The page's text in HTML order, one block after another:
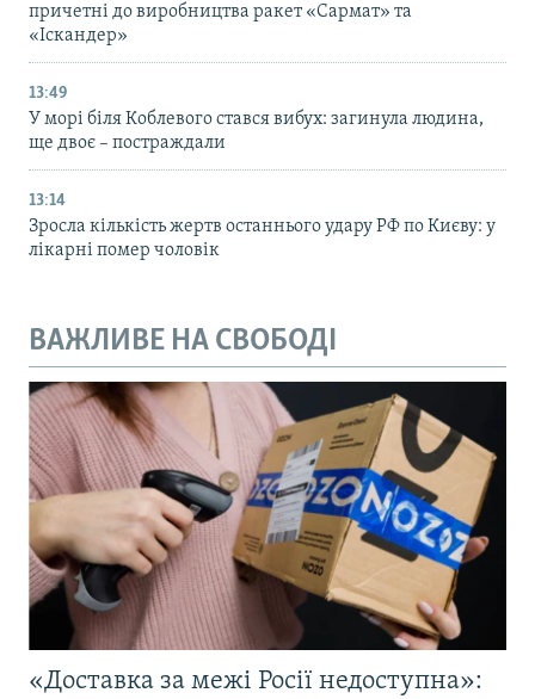
причетні до виробництва ракет «Сармат» та
«Іскандер»
13:49
У морі біля Коблевого стався вибух: загинула людина,
ще двоє – постраждали
13:14
Зросла кількість жертв останнього удару РФ по Києву: у
лікарні помер чоловік
ВАЖЛИВЕ НА СВОБОДІ
«Доставка за межі Росії недоступна»: